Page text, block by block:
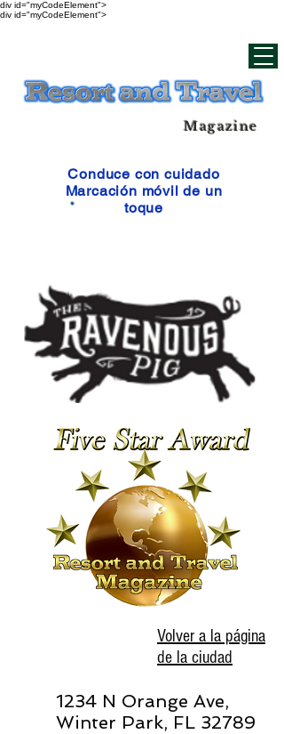
div id="myCodeElement">
div id="myCodeElement">
Magazine
Conduce con cuidado
Marcación móvil de un
toque
Volver a la página
de la ciudad
1234 N Orange Ave,
Winter Park, FL 32789